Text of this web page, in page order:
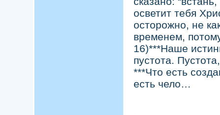
осветит тебя
осторожно, не
временем,
16)***Наше
пустота.
***Что есть
есть чело…